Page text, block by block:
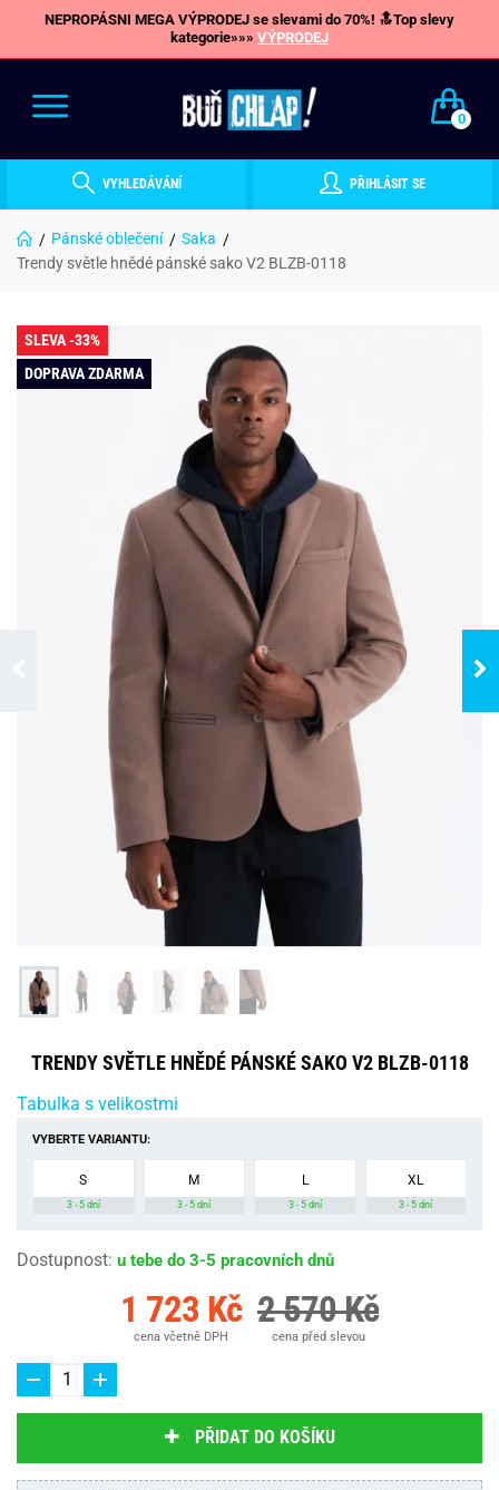
NEPROPÁSNI MEGA VÝPRODEJ se slevami do 70%! 🔝Top slevy
kategorie»»» VÝPRODEJ
0
VYHLEDÁVÁNÍ PŘIHLÁSIT SE
Pánské oblečení
Saka
Trendy světle hnědé pánské sako V2 BLZB-0118
SLEVA -33%
DOPRAVA ZDARMA
TRENDY SVĚTLE HNĚDÉ PÁNSKÉ SAKO V2 BLZB-0118
Tabulka s velikostmi
VYBERTE VARIANTU:
S
3 - 5 dní
M
3 - 5 dní
L
3 - 5 dní
XL
3 - 5 dní
Dostupnost: u tebe do 3-5 pracovních dnů
1 723 Kč
cena včetně DPH
2 570 Kč
cena před slevou
PŘIDAT DO KOŠÍKU